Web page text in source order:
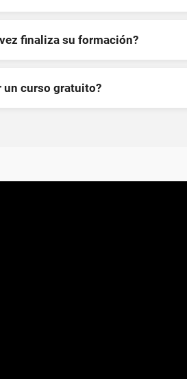
finaliza su formación?
un curso gratuito?